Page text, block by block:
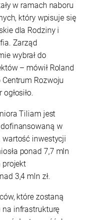
w ramach naboru
który wpisuje się
dla Rodziny i
Zarząd
wybrał do
– mówił Roland
Rozwoju
Tiliam jest
w
wartość inwestycji
ponad 7,7 mln
projekt
3,4 mln zł.
które zostaną
infrastrukturę